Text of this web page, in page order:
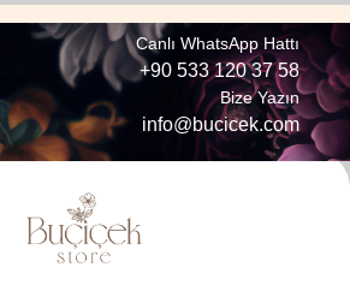
Canlı WhatsApp Hattı
+90 533 120 37 58
Bize Yazın
info@bucicek.com